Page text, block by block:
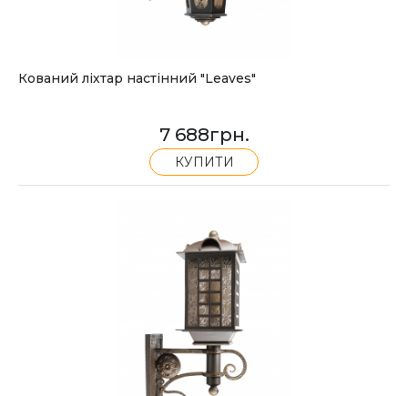
Кований ліхтар настінний "Leaves"
7 688грн.
КУПИТИ